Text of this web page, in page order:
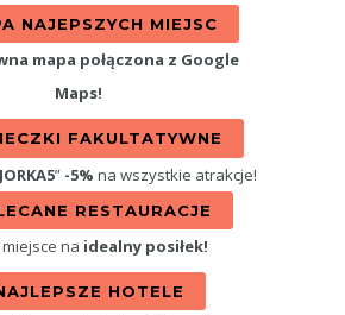
NAJEPSZYCH MIEJSC
mapa połączona z Google
Maps!
FAKULTATYWNE
” -5% na wszystkie atrakcje!
RESTAURACJE
na idealny posiłek!
HOTELE